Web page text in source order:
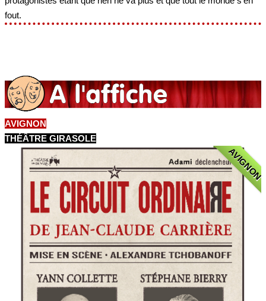
fout.
AVIGNON
THÉÂTRE GIRASOLE
AVIGNON